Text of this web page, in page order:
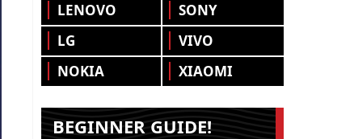
LENOVO
LG
NOKIA
SONY
VIVO
XIAOMI
BEGINNER GUIDE!